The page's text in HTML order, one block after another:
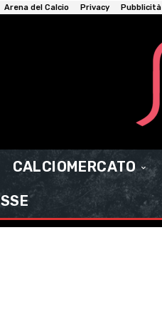
Arena del Calcio Privacy Pubblicità
CALCIOMERCATO